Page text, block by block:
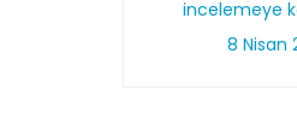
incelemeye
8 Nisan